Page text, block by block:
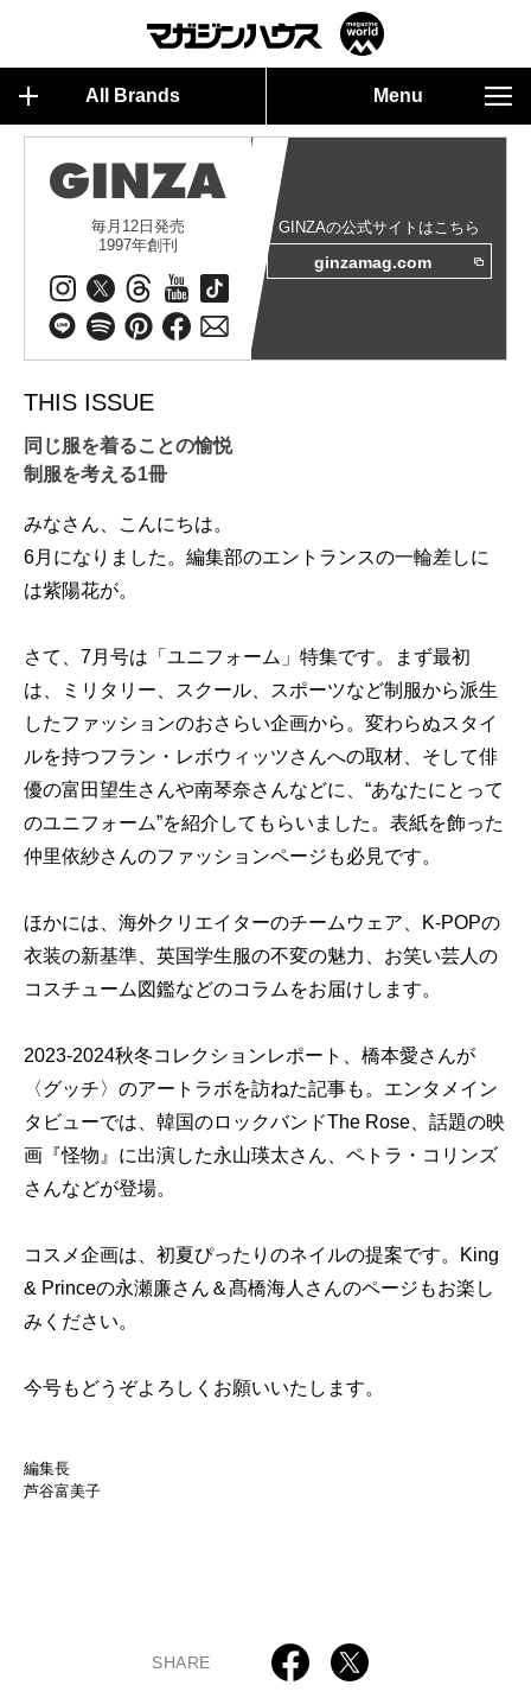
All Brands Menu
毎月12日発売
1997年創刊
GINZAの公式サイトはこちら
ginzamag.com
THIS ISSUE
同じ服を着ることの愉悦
制服を考える1冊
みなさん、こんにちは。
6月になりました。編集部のエントランスの一輪差しに
は紫陽花が。
さて、7月号は「ユニフォーム」特集です。まず最初
は、ミリタリー、スクール、スポーツなど制服から派生
したファッションのおさらい企画から。変わらぬスタイ
ルを持つフラン・レボウィッツさんへの取材、そして俳
優の富田望生さんや南琴奈さんなどに、“あなたにとって
のユニフォーム”を紹介してもらいました。表紙を飾った
仲里依紗さんのファッションページも必見です。
ほかには、海外クリエイターのチームウェア、K-POPの
衣装の新基準、英国学生服の不変の魅力、お笑い芸人の
コスチューム図鑑などのコラムをお届けします。
2023-2024秋冬コレクションレポート、橋本愛さんが
〈グッチ〉のアートラボを訪ねた記事も。エンタメイン
タビューでは、韓国のロックバンドThe Rose、話題の映
画『怪物』に出演した永山瑛太さん、ペトラ・コリンズ
さんなどが登場。
コスメ企画は、初夏ぴったりのネイルの提案です。King
& Princeの永瀬廉さん＆髙橋海人さんのページもお楽し
みください。
今号もどうぞよろしくお願いいたします。
編集長
芦谷富美子
SHARE